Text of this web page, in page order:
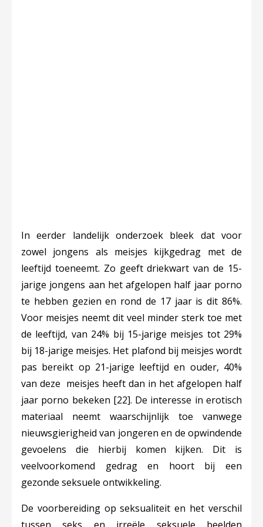
In eerder landelijk onderzoek bleek dat voor
zowel jongens als meisjes kijkgedrag met de
leeftijd toeneemt. Zo geeft driekwart van de 15-
jarige jongens aan het afgelopen half jaar porno
te hebben gezien en rond de 17 jaar is dit 86%.
Voor meisjes neemt dit veel minder sterk toe met
de leeftijd, van 24% bij 15-jarige meisjes tot 29%
bij 18-jarige meisjes. Het plafond bij meisjes wordt
pas bereikt op 21-jarige leeftijd en ouder, 40%
van deze meisjes heeft dan in het afgelopen half
jaar porno bekeken [22]. De interesse in erotisch
materiaal neemt waarschijnlijk toe vanwege
nieuwsgierigheid van jongeren en de opwindende
gevoelens die hierbij komen kijken. Dit is
veelvoorkomend gedrag en hoort bij een
gezonde seksuele ontwikkeling.
De voorbereiding op seksualiteit en het verschil